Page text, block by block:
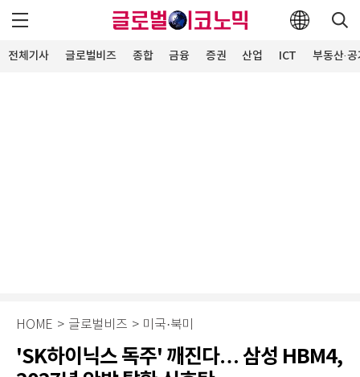
전체기사 글로벌비즈 종합 금융 증권 산업 ICT 부동산·
HOME > 글로벌비즈 > 미국·북미
'SK하이닉스 독주' 깨진다… 삼성 HBM4,